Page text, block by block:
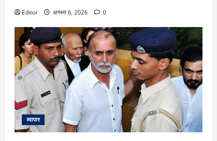
Editor अगस्त 6, 2026 0
व्यापार